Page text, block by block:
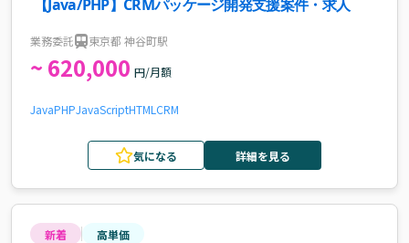
【Java/PHP】CRMパッケージ開発支援案件・求人
業務委託 東京都 神谷町駅
~ 620,000 円/月額
JavaPHPJavaScriptHTML CRM
気になる 詳細を見る
新着 高単価